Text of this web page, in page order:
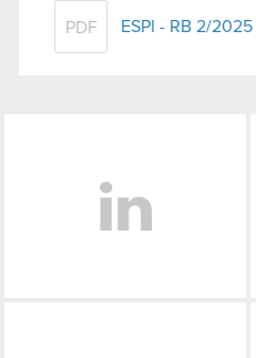
PDF ESPI - RB 2/2025